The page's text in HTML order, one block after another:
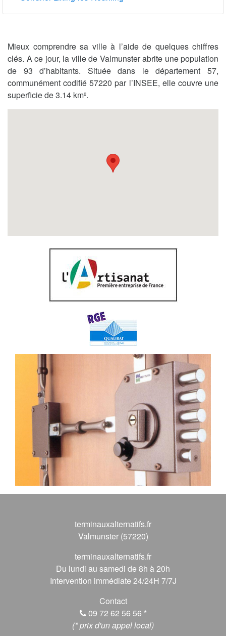
Mieux comprendre sa ville à l’aide de quelques chiffres
clés. A ce jour, la ville de Valmunster abrite une population
de 93 d’habitants. Située dans le département 57,
communément codifié 57220 par l’INSEE, elle couvre une
superficie de 3.14 km².
terminauxalternatifs.fr
Valmunster (57220)
terminauxalternatifs.fr
Du lundi au samedi de 8h à 20h
Intervention immédiate 24/24H 7/7J
Contact
09 72 62 56 56 *
(* prix d'un appel local)